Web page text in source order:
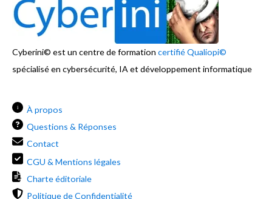
Cyberini© est un centre de formation certifié Qualiopi©
spécialisé en cybersécurité, IA et développement informatique
i
À propos
Questions & Réponses
Contact
CGU & Mentions légales
Charte éditoriale
Politique de Confidentialité